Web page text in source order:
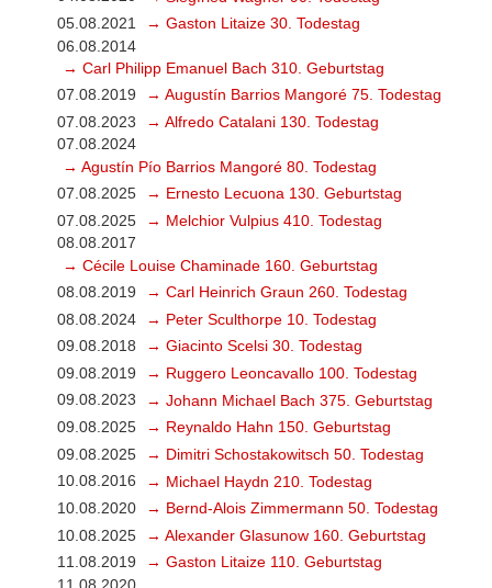
05.08.2021
→ Gaston Litaize 30. Todestag
06.08.2014
→ Carl Philipp Emanuel Bach 310. Geburtstag
07.08.2019
→ Augustín Barrios Mangoré 75. Todestag
07.08.2023
→ Alfredo Catalani 130. Todestag
07.08.2024
→ Agustín Pío Barrios Mangoré 80. Todestag
07.08.2025
→ Ernesto Lecuona 130. Geburtstag
07.08.2025
→ Melchior Vulpius 410. Todestag
08.08.2017
→ Cécile Louise Chaminade 160. Geburtstag
08.08.2019
→ Carl Heinrich Graun 260. Todestag
08.08.2024
→ Peter Sculthorpe 10. Todestag
09.08.2018
→ Giacinto Scelsi 30. Todestag
09.08.2019
→ Ruggero Leoncavallo 100. Todestag
09.08.2023
→ Johann Michael Bach 375. Geburtstag
09.08.2025
→ Reynaldo Hahn 150. Geburtstag
09.08.2025
→ Dimitri Schostakowitsch 50. Todestag
10.08.2016
→ Michael Haydn 210. Todestag
10.08.2020
→ Bernd-Alois Zimmermann 50. Todestag
10.08.2025
→ Alexander Glasunow 160. Geburtstag
11.08.2019
→ Gaston Litaize 110. Geburtstag
11.08.2020